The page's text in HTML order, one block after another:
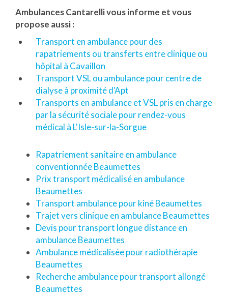
Ambulances Cantarelli vous informe et vous
propose aussi :
Transport en ambulance pour des
rapatriements ou transferts entre clinique ou
hôpital à Cavaillon
Transport VSL ou ambulance pour centre de
dialyse à proximité d'Apt
Transports en ambulance et VSL pris en charge
par la sécurité sociale pour rendez-vous
médical à L'Isle-sur-la-Sorgue
Rapatriement sanitaire en ambulance
conventionnée Beaumettes
Prix transport médicalisé en ambulance
Beaumettes
Transport ambulance pour kiné Beaumettes
Trajet vers clinique en ambulance Beaumettes
Devis pour transport longue distance en
ambulance Beaumettes
Ambulance médicalisée pour radiothérapie
Beaumettes
Recherche ambulance pour transport allongé
Beaumettes